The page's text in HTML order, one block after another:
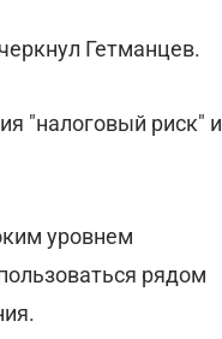
Гетманцев.
"налоговый риск" и
уровнем
рядом